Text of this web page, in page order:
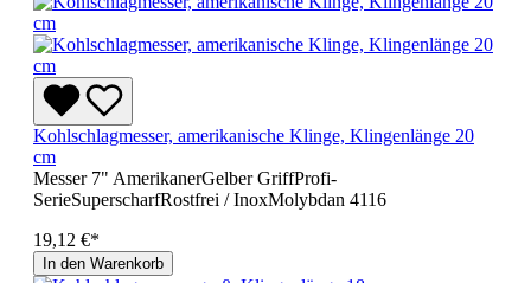
Kohlschlagmesser, amerikanische Klinge, Klingenlänge 20
cm
Messer 7" AmerikanerGelber GriffProfi-
SerieSuperscharfRostfrei / InoxMolybdan 4116
19,12 €*
In den Warenkorb